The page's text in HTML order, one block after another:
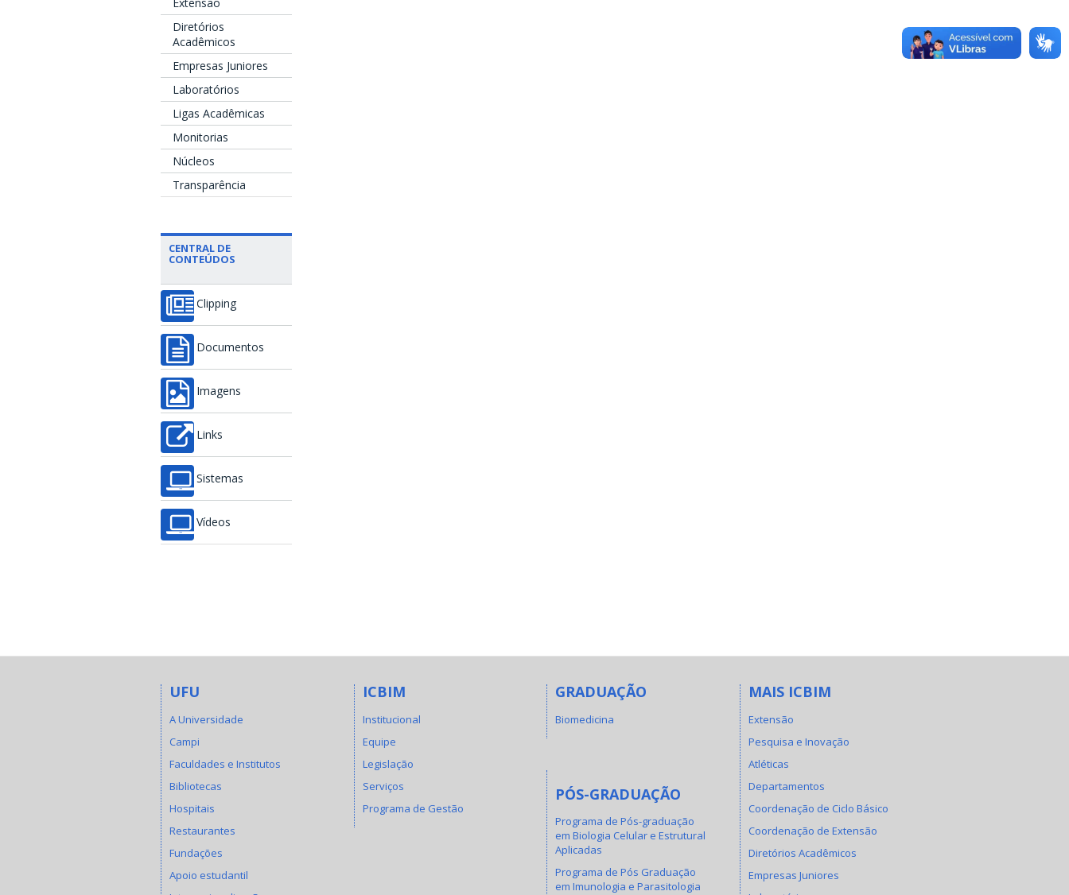
Diretórios
Acadêmicos
Empresas Juniores
Laboratórios
Ligas Acadêmicas
Monitorias
Núcleos
Transparência
CENTRAL DE
CONTEÚDOS
Clipping
Documentos
Imagens
Links
Sistemas
Vídeos
UFU
A Universidade
Campi
Faculdades e Institutos
Bibliotecas
Hospitais
Restaurantes
Fundações
Apoio estudantil
ICBIM
Institucional
Equipe
Legislação
Serviços
Programa de Gestão
GRADUAÇÃO
Biomedicina
PÓS-GRADUAÇÃO
Programa de Pós-graduação
em Biologia Celular e Estrutural
Aplicadas
Programa de Pós Graduação
em Imunologia e Parasitologia
MAIS ICBIM
Extensão
Pesquisa e Inovação
Atléticas
Departamentos
Coordenação de Ciclo Básico
Coordenação de Extensão
Diretórios Acadêmicos
Empresas Juniores